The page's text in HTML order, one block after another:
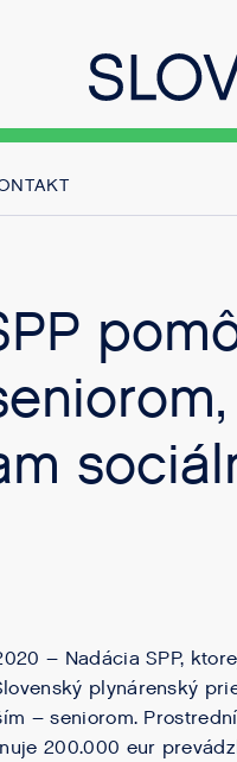
– Nadácia SPP,
plynárenský
– seniorom.
200.000 eur